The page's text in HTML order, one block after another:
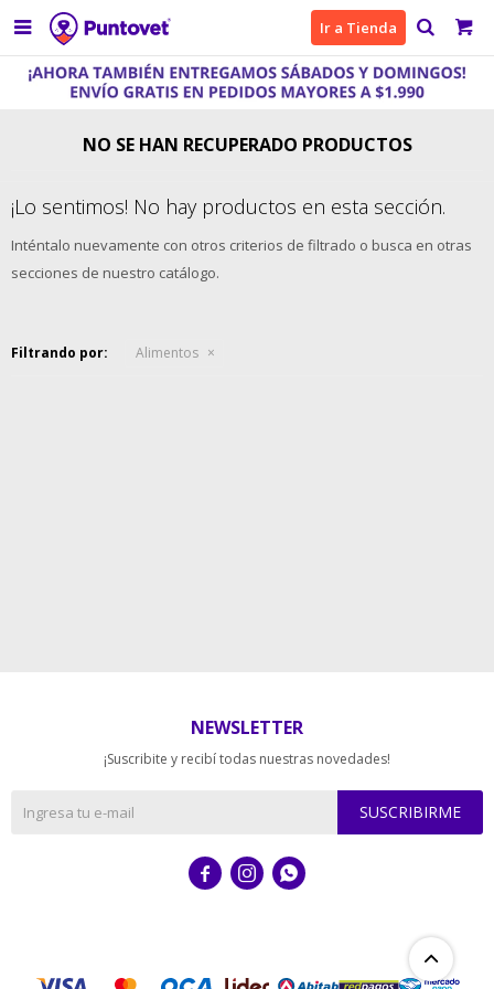
 Ir a Tienda
NO SE HAN RECUPERADO PRODUCTOS
¡Lo sentimos! No hay productos en esta sección.
Inténtalo nuevamente con otros criterios de filtrado o busca en otras
secciones de nuestro catálogo.
Filtrando por: Alimentos
NEWSLETTER
¡Suscribite y recibí todas nuestras novedades!
SUSCRIBIRME
  